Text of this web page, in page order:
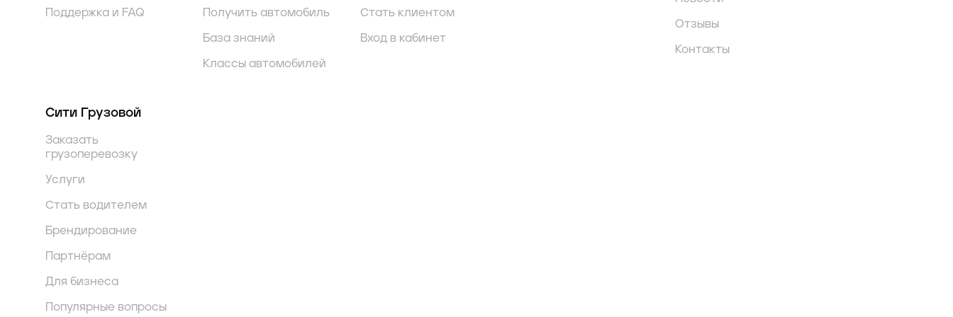
Поддержка и FAQ Получить автомобиль
База знаний
Классы автомобилей
Стать клиентом
Вход в кабинет
Отзывы
Контакты
Сити Грузовой
Заказать
грузоперевозку
Услуги
Стать водителем
Брендирование
Партнёрам
Для бизнеса
Популярные вопросы